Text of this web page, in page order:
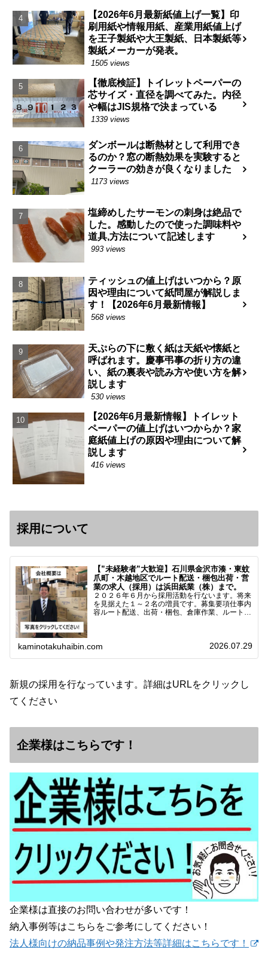
【2026年6月最新紙値上げ一覧】印
刷用紙や情報用紙、産業用紙値上げ
を王子製紙や大王製紙、日本製紙等
製紙メーカーが発表。
1505 views
【徹底検証】トイレットペーパーの
芯サイズ・直径を調べてみた。内径
や幅はJIS規格で決まっている
1339 views
ダンボールは断熱材として利用でき
るのか？窓の断熱効果を実験すると
クーラーの効きが良くなりました
1173 views
塩締めしたサーモンの刺身は絶品で
した。感動したので使った調味料や
道具,方法について記述します
993 views
ティッシュの値上げはいつから？原
因や理由について紙問屋が解説しま
す！【2026年6月最新情報】
568 views
天ぷらの下に敷く紙は天紙や懐紙と
呼ばれます。慶事弔事の折り方の違
い、紙の裏表や読み方や使い方を解
説します
530 views
【2026年6月最新情報】トイレット
ペーパーの値上げはいつからか？家
庭紙値上げの原因や理由について解
説します
416 views
採用について
【”未経験者”大歓迎】石川県金沢市湊・東蚊
爪町・木越地区でルート配送・梱包出荷・営
業の求人（採用）は浜田紙業（株）まで。
２０２６年６月から採用活動を行ないます。将来
を見据えた１～２名の増員です。募集要項仕事内
容ルート配送、出荷・梱包、倉庫作業、ルート営
kaminotakuhaibin.com 2026.07.29
新規の採用を行なっています。詳細はURLをクリックし
てください
企業様はこちらです！
企業様は直接のお問い合わせが多いです！
納入事例等はこちらをご参考にしてください！
法人様向けの納品事例や発注方法等詳細はこちらです！